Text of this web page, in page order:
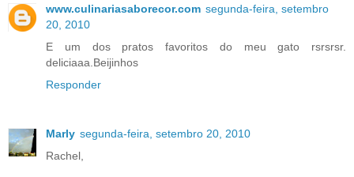
www.culinariasaborecor.com segunda-feira, setembro
20, 2010
E um dos pratos favoritos do meu gato rsrsrsr.
deliciaaa.Beijinhos
Responder
Marly segunda-feira, setembro 20, 2010
Rachel,